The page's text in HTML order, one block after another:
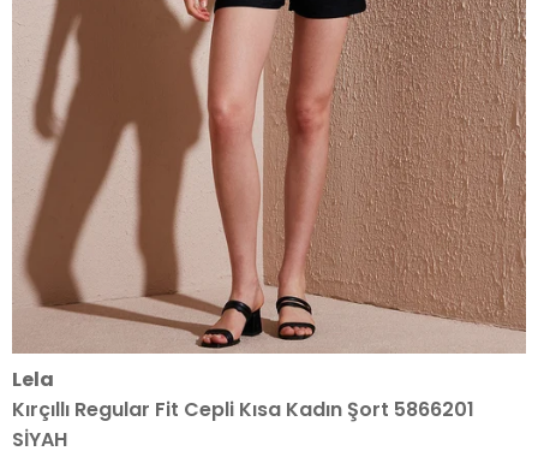
Lela
Kırçıllı Regular Fit Cepli Kısa Kadın Şort 5866201
SİYAH